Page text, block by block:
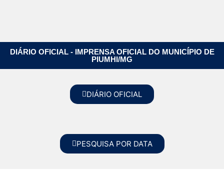
DIÁRIO OFICIAL - IMPRENSA OFICIAL DO MUNICÍPIO DE
PIUMHI/MG
DIÁRIO OFICIAL
PESQUISA POR DATA